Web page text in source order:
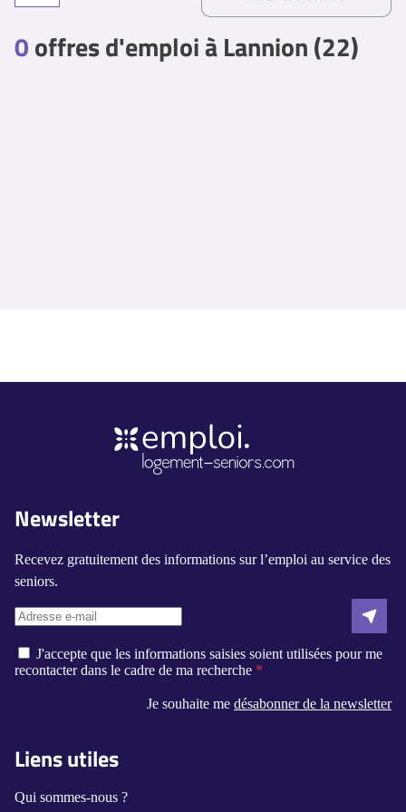
0offres d'emploi à Lannion (22)
Newsletter
Recevez gratuitement des informations sur l’emploi au service des
seniors.
J'accepte que les informations saisies soient utilisées pour me
recontacter dans le cadre de ma recherche
Je souhaite me désabonner de la newsletter
Liens utiles
Qui sommes-nous ?